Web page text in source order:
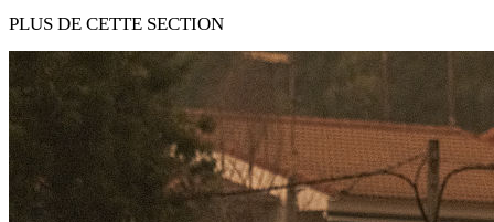
PLUS DE CETTE SECTION